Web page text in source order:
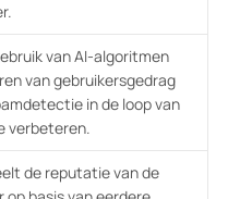
van AI-algoritmen
van gebruikersgedrag
in de loop van
verbeteren.
de reputatie van de